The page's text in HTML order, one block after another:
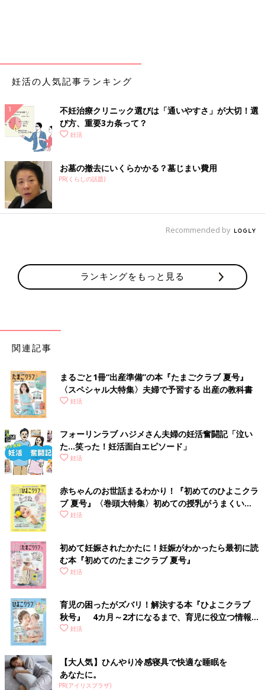
妊活の人気記事ランキング
不妊治療クリニック選びは「通いやすさ」が大切！選
び方、重要3カ条って？
妊活
お墓の撤去にいくらかかる？墓じまい費用
PR(くらしの話題)
Recommended by
ランキングをもっと見る
関連記事
まるごと1冊“出産準備”の本『たまごクラブ 夏号』
〈スペシャル大特集〉夫婦で予習する 出産の教科書
妊活
フォーリンラブ ハジメさん夫婦の妊活奮闘記「泣い
た…笑った！妊活面白エピソード」
妊活
赤ちゃんのお世話まるわかり！『初めてのひよこクラ
ブ 夏号』〈巻頭大特集〉初めての授乳がうまくい
く！ おっぱい・ミルクの基本と夏のトラブル 解決テ
妊活
初めて妊娠されたかたに！妊娠がわかったら最初に読
む本『初めてのたまごクラブ 夏号』
妊活
育児の困ったがズバリ！解決する本『ひよこクラブ
秋号』 4カ月～2才になるまで、育児に役立つ情報が
いっぱい！
妊活
【大人気】ひんやり冷感寝具で快適な睡眠を
あなたに。
PR(アイリスプラザ)